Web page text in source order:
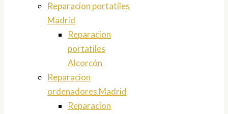
Reparacion portatiles
Madrid
Reparacion
portatiles
Alcorcón
Reparacion
ordenadores Madrid
Reparacion